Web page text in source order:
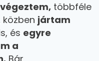
többféle
jártam
és egyre
a